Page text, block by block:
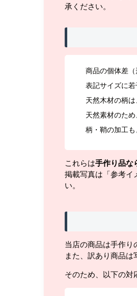
承ください。
商品の個体差（
表記サイズに
天然木材の柄
天然素材のた
柄・鞘の加工
これらは手作り品な
掲載写真は「参考イ
い。
当店の商品は手作り
また、訳あり商品は
そのため、以下の対